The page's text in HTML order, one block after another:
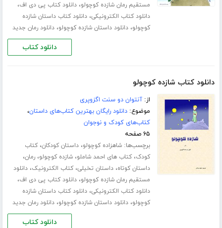
مستقیم رمان شازده کوچولو،دانلود کتاب پی دی اف،
دانلود کتاب الکترونیکی،دانلود کتاب داستان شازده
کوچولو،دانلود داستان شازده کوچولو،دانلود رمان جدید
دانلود کتاب
دانلود کتاب شازده کوچولو
از:آنتوان دو سنت اگزوپری
موضوع:دانلود رایگان بهترین کتاب‌های داستان،
کتاب‌های کودک و نوجوان
۶۵ صفحه
برچسب‌ها:شاهزاده کوچولو،داستان کودکان،کتاب
کودک،کتاب های احمد شاملو،شازده کوچولو،رمان،
داستان کوتاه،داستان تخیلی،کتاب الکترونیک،دانلود
مستقیم رمان شازده کوچولو،دانلود کتاب پی دی اف،
دانلود کتاب الکترونیکی،دانلود کتاب داستان شازده
کوچولو،دانلود داستان شازده کوچولو،دانلود رمان جدید
دانلود کتاب